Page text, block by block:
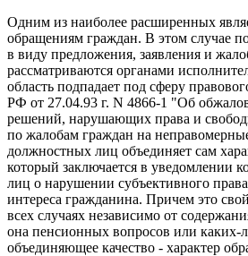
Одним из наиболее расширенных
обращениям граждан. В этом случае
в виду предложения, заявления и
рассматриваются органами
область подпадает под сферу
РФ от 27.04.93 г. N 4866-1 "Об
решений, нарушающих права и
по жалобам граждан на
должностных лиц объединяет сам
который заключается в уведомлении
лиц о нарушении субъективного
интереса гражданина. Причем это
всех случаях независимо от
она пенсионных вопросов или каких-
объединяющее качество - характер